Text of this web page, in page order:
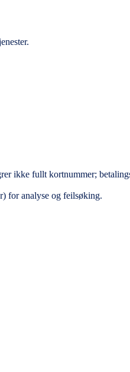
ikke fullt kortnummer;
for analyse og feilsøking.